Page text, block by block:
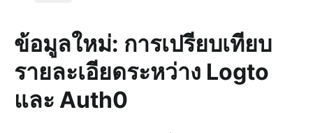
ข้อมูลใหม่: การเปรียบเทียบ
รายละเอียดระหว่าง Logto
และ Auth0